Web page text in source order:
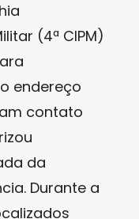
(4ª CIPM)
endereço
contato
da
Durante a